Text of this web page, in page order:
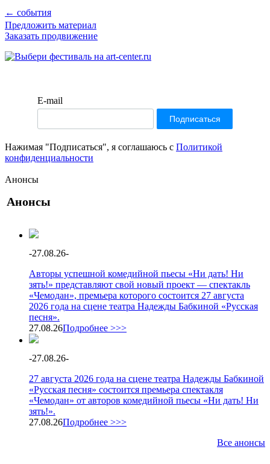
← события
Предложить материал
Заказать продвижение
E-mail
Нажимая "Подписаться", я соглашаюсь с Политикой
конфиденциальности
Анонсы
Анонсы
-27.08.26-
Авторы успешной комедийной пьесы «Ни дать! Ни
зять!» представляют свой новый проект — спектакль
«Чемодан», премьера которого состоится 27 августа
2026 года на сцене театра Надежды Бабкиной «Русская
песня».
27.08.26Подробнее >>>
-27.08.26-
27 августа 2026 года на сцене театра Надежды Бабкиной
«Русская песня» состоится премьера спектакля
«Чемодан» от авторов комедийной пьесы «Ни дать! Ни
зять!».
27.08.26Подробнее >>>
Все анонсы